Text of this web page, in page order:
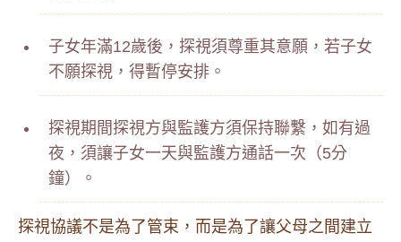
子女年滿12歲後，探視須尊重其意願，若子女
不願探視，得暫停安排。
探視期間探視方與監護方須保持聯繫，如有過
夜，須讓子女一天與監護方通話一次（5分
鐘）。
探視協議不是為了管束，而是為了讓父母之間建立